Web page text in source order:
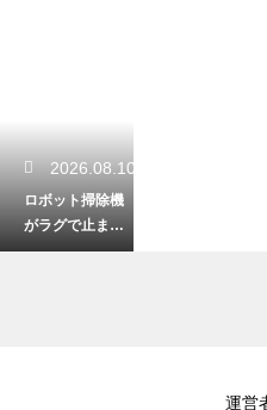
2026.08.10
ロボット掃除機
がラグで止ま
る？スムーズに
運営